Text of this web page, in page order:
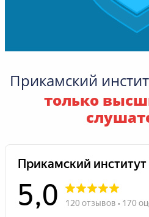
Прикамский
только